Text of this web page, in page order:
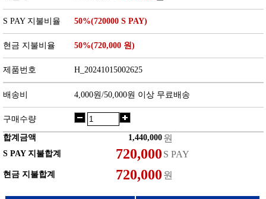
S PAY 지불비율 50%(720000 S PAY)
현금 지불비율 50%(720,000 원)
제품번호 H_20241015002625
배송비 4,000원/50,000원 이상 무료배송
구매수량
합계금액 원
S PAY 지불합계 S PAY
현금 지불합계 원